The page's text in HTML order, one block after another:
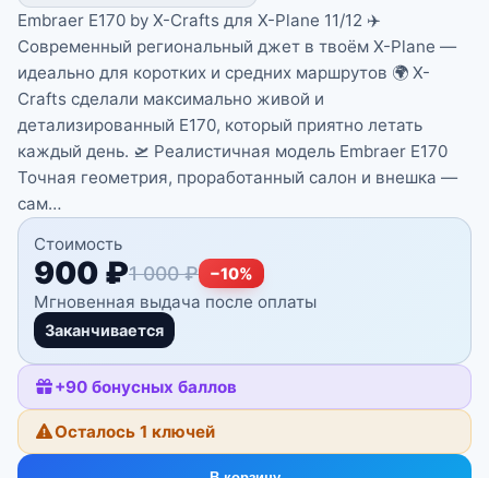
Embraer E170 by X-Crafts для X-Plane 11/12 ✈️
Современный региональный джет в твоём X-Plane —
идеально для коротких и средних маршрутов 🌍 X-
Crafts сделали максимально живой и
детализированный E170, который приятно летать
каждый день. 🛫 Реалистичная модель Embraer E170
Точная геометрия, проработанный салон и внешка —
сам…
Стоимость
900 ₽1 000 ₽ −10%
Мгновенная выдача после оплаты
Заканчивается
+90 бонусных баллов
Осталось 1 ключей